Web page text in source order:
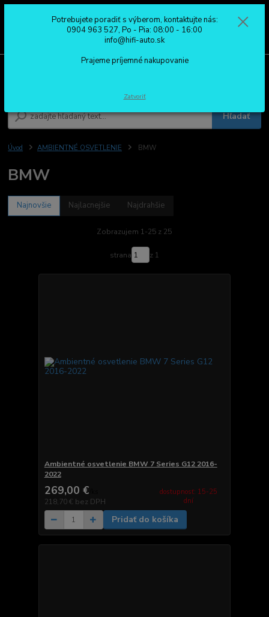
Hľadať
0904 963 527
Po - Pia: 08:00 - 16:00
Úvod AMBIENTNÉ OSVETLENIE BMW
BMW
Najnovšie Najlacnejšie Najdrahšie
Zobrazujem 1-25 z 25
strana z 1
Ambientné osvetlenie BMW 7 Series G12 2016-
2022
269,00 €
218,70 € bez DPH
dostupnosť: 15-25
dní
Pridať do košíka
Potrebujete poradiť s výberom, kontaktujte nás:
0904 963 527, Po - Pia: 08:00 - 16:00
info@hifi-auto.sk
Prajeme príjemné nakupovanie
Zatvoriť